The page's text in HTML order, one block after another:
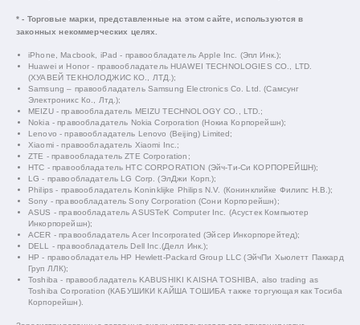
* - Торговые марки, представленные на этом сайте, используются в
законных некоммерческих целях.
iPhone, Macbook, iPad - правообладатель Apple Inc. (Эпл Инк.);
Huawei и Honor - правообладатель HUAWEI TECHNOLOGIES CO., LTD.
(ХУАВЕЙ ТЕКНОЛОДЖИС КО., ЛТД.);
Samsung – правообладатель Samsung Electronics Co. Ltd. (Самсунг
Электроникс Ко., Лтд.);
MEIZU - правообладатель MEIZU TECHNOLOGY CO., LTD.;
Nokia - правообладатель Nokia Corporation (Нокиа Корпорейшн);
Lenovo - правообладатель Lenovo (Beijing) Limited;
Xiaomi - правообладатель Xiaomi Inc.;
ZTE - правообладатель ZTE Corporation;
HTC - правообладатель HTC CORPORATION (Эйч-Ти-Си КОРПОРЕЙШН);
LG - правообладатель LG Corp. (ЭлДжи Корп.);
Philips - правообладатель Koninklijke Philips N.V. (Конинклийке Филипс Н.В.);
Sony - правообладатель Sony Corporation (Сони Корпорейшн);
ASUS - правообладатель ASUSTeK Computer Inc. (Асустек Компьютер
Инкорпорейшн);
ACER - правообладатель Acer Incorporated (Эйсер Инкорпорейтед);
DELL - правообладатель Dell Inc.(Делл Инк.);
HP - правообладатель HP Hewlett-Packard Group LLC (ЭйчПи Хьюлетт Паккард
Груп ЛЛК);
Toshiba - правообладатель KABUSHIKI KAISHA TOSHIBA, also trading as
Toshiba Corporation (КАБУШИКИ КАЙША ТОШИБА также торгующая как Тосиба
Корпорейшн).